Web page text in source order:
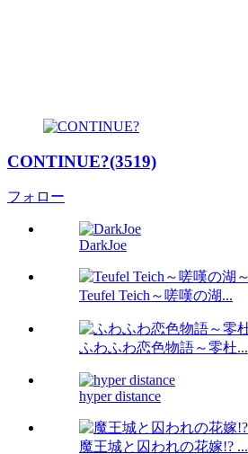
CONTINUE?(3519)
フォロー
DarkJoe
Teufel Teich～嗟嘆の湖...
ふわふわ恋色物語～零杜...
hyper distance
魔王城と囚われの花嫁!? ...